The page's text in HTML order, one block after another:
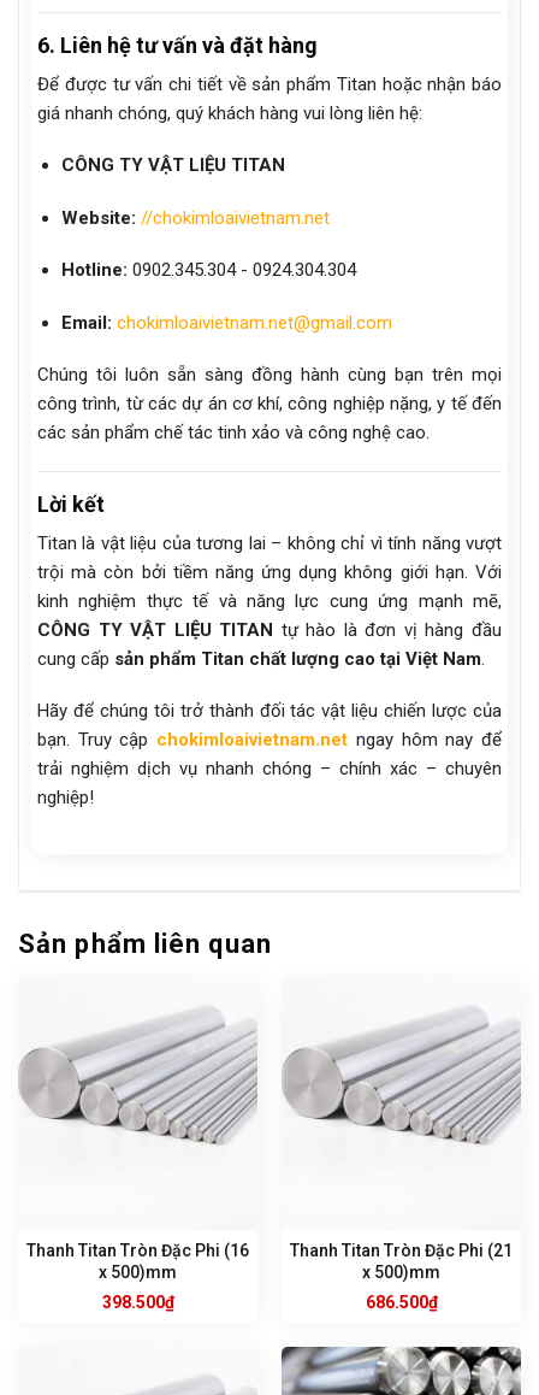
6. Liên hệ tư vấn và đặt hàng
Để được tư vấn chi tiết về sản phẩm Titan hoặc nhận báo
giá nhanh chóng, quý khách hàng vui lòng liên hệ:
CÔNG TY VẬT LIỆU TITAN
Website: //chokimloaivietnam.net
Hotline: 0902.345.304 - 0924.304.304
Email: chokimloaivietnam.net@gmail.com
Chúng tôi luôn sẵn sàng đồng hành cùng bạn trên mọi
công trình, từ các dự án cơ khí, công nghiệp nặng, y tế đến
các sản phẩm chế tác tinh xảo và công nghệ cao.
Lời kết
Titan là vật liệu của tương lai – không chỉ vì tính năng vượt
trội mà còn bởi tiềm năng ứng dụng không giới hạn. Với
kinh nghiệm thực tế và năng lực cung ứng mạnh mẽ,
CÔNG TY VẬT LIỆU TITAN tự hào là đơn vị hàng đầu
cung cấp sản phẩm Titan chất lượng cao tại Việt Nam.
Hãy để chúng tôi trở thành đối tác vật liệu chiến lược của
bạn. Truy cập chokimloaivietnam.net ngay hôm nay để
trải nghiệm dịch vụ nhanh chóng – chính xác – chuyên
nghiệp!
Sản phẩm liên quan
Thanh Titan Tròn Đặc Phi (16
x 500)mm
398.500₫
Thanh Titan Tròn Đặc Phi (21
x 500)mm
686.500₫